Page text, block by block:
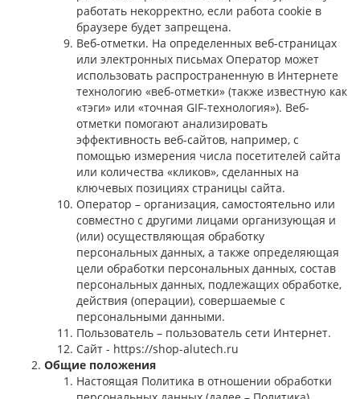
работать некорректно, если работа cookie в
браузере будет запрещена.
Веб-отметки. На определенных веб-страницах
или электронных письмах Оператор может
использовать распространенную в Интернете
технологию «веб-отметки» (также известную как
«тэги» или «точная GIF-технология»). Веб-
отметки помогают анализировать
эффективность веб-сайтов, например, с
помощью измерения числа посетителей сайта
или количества «кликов», сделанных на
ключевых позициях страницы сайта.
Оператор – организация, самостоятельно или
совместно с другими лицами организующая и
(или) осуществляющая обработку
персональных данных, а также определяющая
цели обработки персональных данных, состав
персональных данных, подлежащих обработке,
действия (операции), совершаемые с
персональными данными.
Пользователь – пользователь сети Интернет.
Сайт - https://shop-alutech.ru
Общие положения
Настоящая Политика в отношении обработки